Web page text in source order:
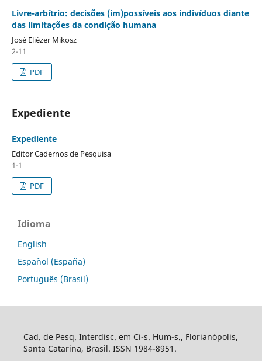
Livre-arbítrio: decisões (im)possíveis aos indivíduos diante
das limitações da condição humana
José Eliézer Mikosz
2-11
PDF
Expediente
Expediente
Editor Cadernos de Pesquisa
1-1
PDF
Idioma
English
Español (España)
Português (Brasil)
Cad. de Pesq. Interdisc. em Ci-s. Hum-s., Florianópolis,
Santa Catarina, Brasil. ISSN 1984-8951.